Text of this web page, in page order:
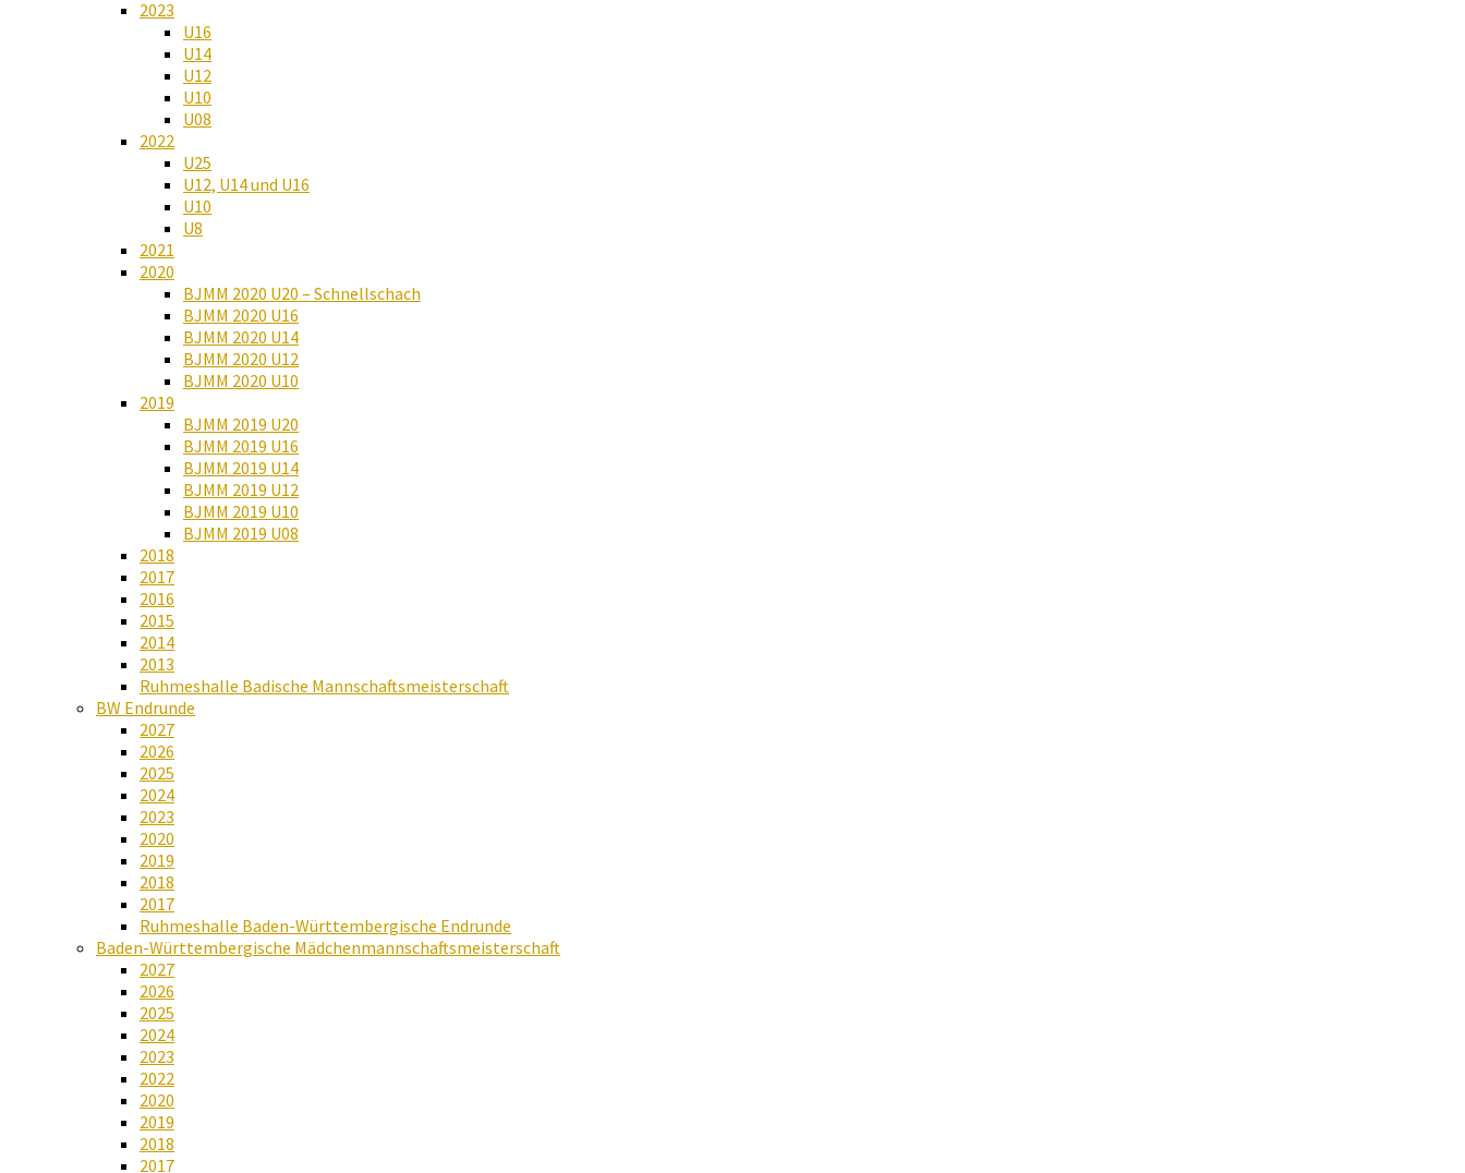
2023
U16
U14
U12
U10
U08
2022
U25
U12, U14 und U16
U10
U8
2021
2020
BJMM 2020 U20 – Schnellschach
BJMM 2020 U16
BJMM 2020 U14
BJMM 2020 U12
BJMM 2020 U10
2019
BJMM 2019 U20
BJMM 2019 U16
BJMM 2019 U14
BJMM 2019 U12
BJMM 2019 U10
BJMM 2019 U08
2018
2017
2016
2015
2014
2013
Ruhmeshalle Badische Mannschaftsmeisterschaft
BW Endrunde
2027
2026
2025
2024
2023
2020
2019
2018
2017
Ruhmeshalle Baden-Württembergische Endrunde
Baden-Württembergische Mädchenmannschaftsmeisterschaft
2027
2026
2025
2024
2023
2022
2020
2019
2018
2017